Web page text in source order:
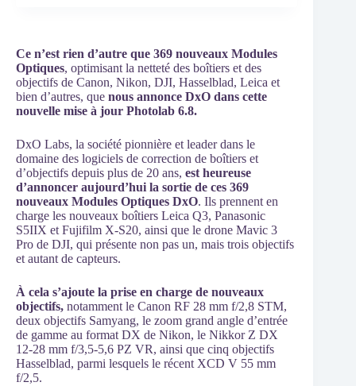
Ce n’est rien d’autre que 369 nouveaux Modules
Optiques, optimisant la netteté des boîtiers et des
objectifs de Canon, Nikon, DJI, Hasselblad, Leica et
bien d’autres, que nous annonce DxO dans cette
nouvelle mise à jour Photolab 6.8.
DxO Labs, la société pionnière et leader dans le
domaine des logiciels de correction de boîtiers et
d’objectifs depuis plus de 20 ans, est heureuse
d’annoncer aujourd’hui la sortie de ces 369
nouveaux Modules Optiques DxO. Ils prennent en
charge les nouveaux boîtiers Leica Q3, Panasonic
S5IIX et Fujifilm X-S20, ainsi que le drone Mavic 3
Pro de DJI, qui présente non pas un, mais trois objectifs
et autant de capteurs.
À cela s’ajoute la prise en charge de nouveaux
objectifs, notamment le Canon RF 28 mm f/2,8 STM,
deux objectifs Samyang, le zoom grand angle d’entrée
de gamme au format DX de Nikon, le Nikkor Z DX
12-28 mm f/3,5-5,6 PZ VR, ainsi que cinq objectifs
Hasselblad, parmi lesquels le récent XCD V 55 mm
f/2,5.